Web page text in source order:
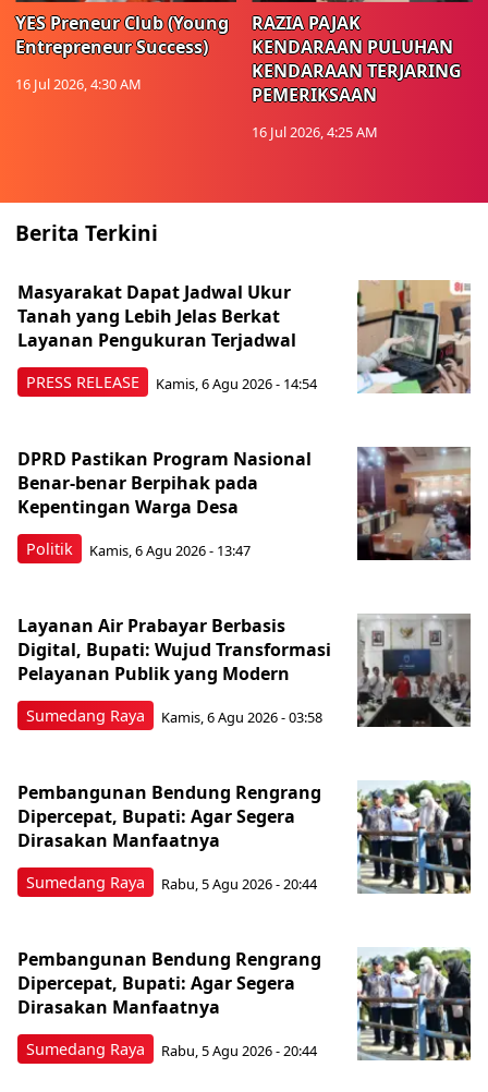
YES Preneur Club (Young
Entrepreneur Success)
16 Jul 2026, 4:30 AM
RAZIA PAJAK
KENDARAAN PULUHAN
KENDARAAN TERJARING
PEMERIKSAAN
16 Jul 2026, 4:25 AM
Berita Terkini
PRESS RELEASE
Masyarakat Dapat Jadwal Ukur
Tanah yang Lebih Jelas Berkat
Layanan Pengukuran Terjadwal
Kamis, 6 Agu 2026 - 14:54
Politik
DPRD Pastikan Program Nasional
Benar-benar Berpihak pada
Kepentingan Warga Desa
Kamis, 6 Agu 2026 - 13:47
Sumedang Raya
Layanan Air Prabayar Berbasis
Digital, Bupati: Wujud Transformasi
Pelayanan Publik yang Modern
Kamis, 6 Agu 2026 - 03:58
Sumedang Raya
Pembangunan Bendung Rengrang
Dipercepat, Bupati: Agar Segera
Dirasakan Manfaatnya
Rabu, 5 Agu 2026 - 20:44
Sumedang Raya
Pembangunan Bendung Rengrang
Dipercepat, Bupati: Agar Segera
Dirasakan Manfaatnya
Rabu, 5 Agu 2026 - 20:44